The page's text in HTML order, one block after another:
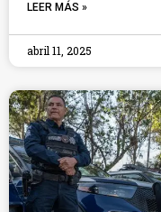
LEER MÁS »
abril 11, 2025